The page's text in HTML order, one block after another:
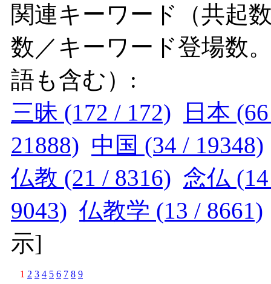
関連キーワード（共起
数／キーワード登場数
語も含む）:
三昧 (172 / 172)
日本
21888) 中国 (34 / 19348)
仏教 (21 / 8316) 念仏
9043) 仏教学 (13 / 8661)
示]
1 2 3 4 5 6 7 8 9